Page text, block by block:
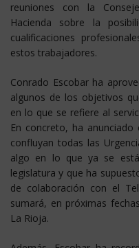
reuniones con la
Hacienda sobre la
cualificaciones
estos trabajadores.
Conrado Escobar ha
algunos de los objetivos
en lo que se refiere al
En concreto, ha
confluyan todas las
algo en lo que ya se
legislatura y que ha
de colaboración con el
sumará, en próximas
La Rioja.